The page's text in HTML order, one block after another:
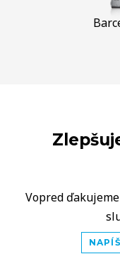
Vopred